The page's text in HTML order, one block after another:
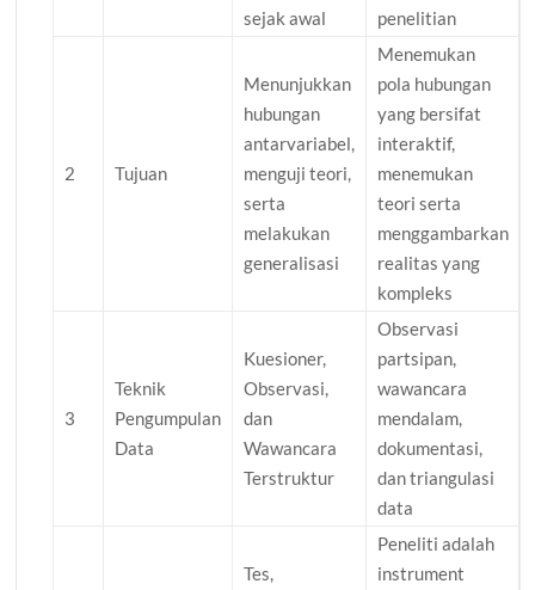
sejak awal
penelitian
2 Tujuan
Menunjukkan
hubungan
antarvariabel,
menguji teori,
serta
melakukan
generalisasi
Menemukan
pola hubungan
yang bersifat
interaktif,
menemukan
teori serta
menggambarkan
realitas yang
kompleks
3
Teknik
Pengumpulan
Data
Kuesioner,
Observasi,
dan
Wawancara
Terstruktur
Observasi
partsipan,
wawancara
mendalam,
dokumentasi,
dan triangulasi
data
Tes,
Peneliti adalah
instrument